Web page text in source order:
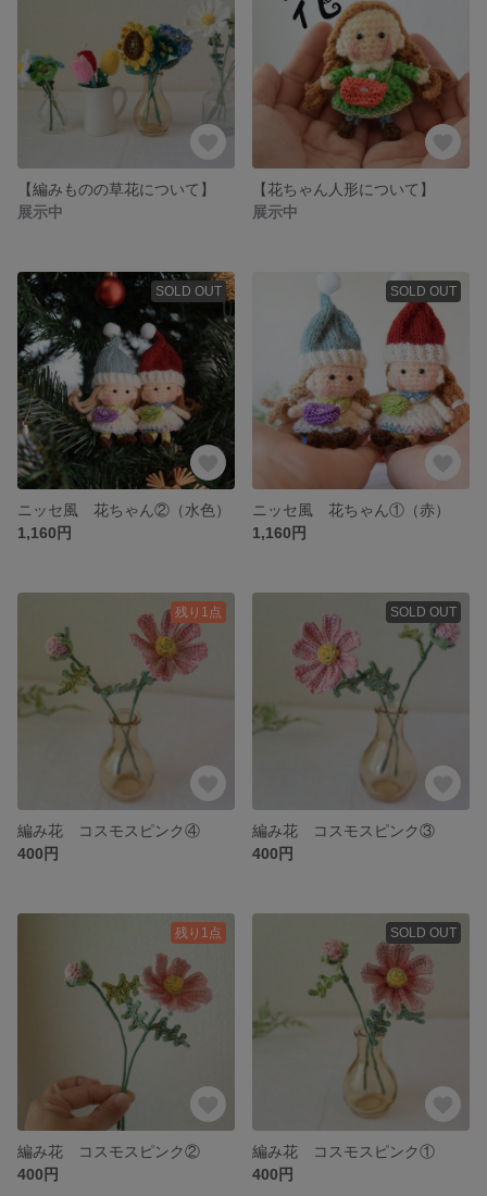
【編みものの草花について】
展示中
【花ちゃん人形について】
展示中
SOLD OUT
ニッセ風 花ちゃん②（水色）
1,160円
SOLD OUT
ニッセ風 花ちゃん①（赤）
1,160円
残り1点
編み花 コスモスピンク④
400円
SOLD OUT
編み花 コスモスピンク③
400円
残り1点
編み花 コスモスピンク②
400円
SOLD OUT
編み花 コスモスピンク①
400円